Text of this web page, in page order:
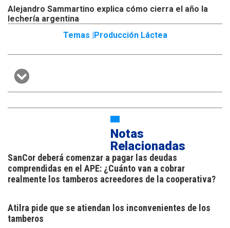
Alejandro Sammartino explica cómo cierra el año la
lechería argentina
Temas |
Producción Láctea
Notas
Relacionadas
SanCor deberá comenzar a pagar las deudas
comprendidas en el APE: ¿Cuánto van a cobrar
realmente los tamberos acreedores de la cooperativa?
Atilra pide que se atiendan los inconvenientes de los
tamberos